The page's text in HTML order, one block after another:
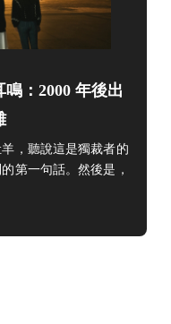
：2000 年後出
，聽說這是獨裁者的
第一句話。然後是，